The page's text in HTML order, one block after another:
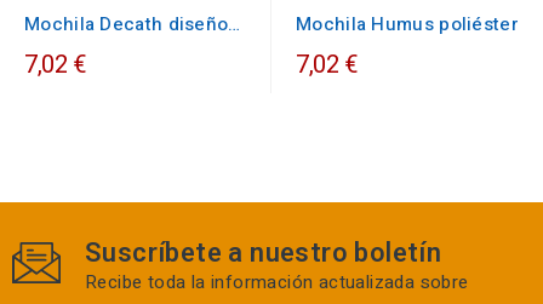
Mochila Decath diseño
outdoor
7,02 €
Mochila Humus poliéster
7,02 €
Suscríbete a nuestro boletín
Recibe toda la información actualizada sobre